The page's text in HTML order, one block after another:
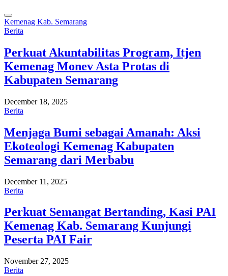
Kemenag Kab. Semarang
Berita
Perkuat Akuntabilitas Program, Itjen
Kemenag Monev Asta Protas di
Kabupaten Semarang
December 18, 2025
Berita
Menjaga Bumi sebagai Amanah: Aksi
Ekoteologi Kemenag Kabupaten
Semarang dari Merbabu
December 11, 2025
Berita
Perkuat Semangat Bertanding, Kasi PAI
Kemenag Kab. Semarang Kunjungi
Peserta PAI Fair
November 27, 2025
Berita